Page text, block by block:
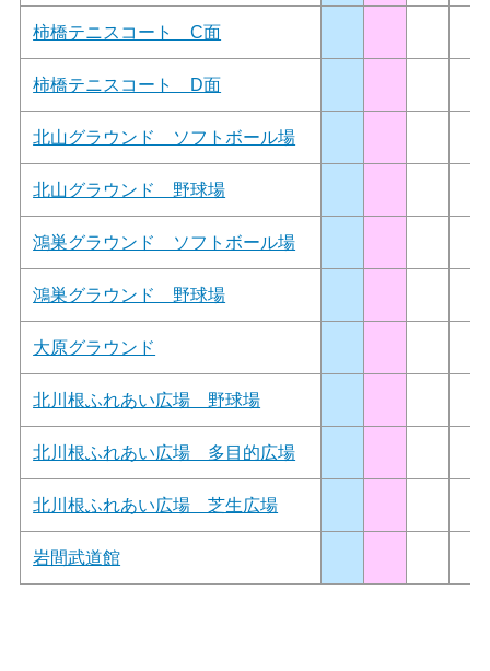
柿橋テニスコート C面
柿橋テニスコート D面
北山グラウンド ソフトボール場
北山グラウンド 野球場
鴻巣グラウンド ソフトボール場
鴻巣グラウンド 野球場
大原グラウンド
北川根ふれあい広場 野球場
北川根ふれあい広場 多目的広場
北川根ふれあい広場 芝生広場
岩間武道館